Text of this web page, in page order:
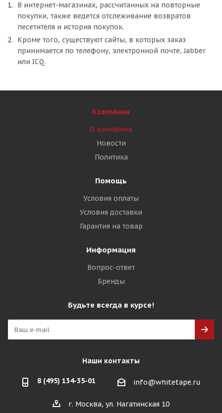
В интернет-магазинах, рассчитанных на повторные
покупки, также ведется отслеживание возвратов
песетителя и история покупок.
Кроме того, существуют сайты, в которых заказ
принимается по телефону, электронной почте, Jabber
или ICQ.
Компания
О компании
Новости
Политика
Помощь
Условия оплаты
Условия доставки
Гарантия на товар
Информация
Вопрос-ответ
Бренды
Будьте всегда в курсе!
Наши контакты
8 (495) 134-35-01 info@whitetape.ru
г. Москва, ул. Нагатинская 10